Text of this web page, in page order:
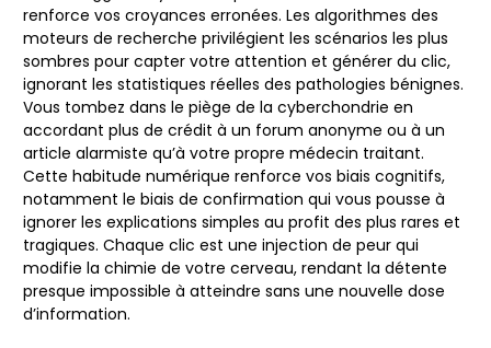
renforce vos croyances erronées. Les algorithmes des
moteurs de recherche privilégient les scénarios les plus
sombres pour capter votre attention et générer du clic,
ignorant les statistiques réelles des pathologies bénignes.
Vous tombez dans le piège de la cyberchondrie en
accordant plus de crédit à un forum anonyme ou à un
article alarmiste qu’à votre propre médecin traitant.
Cette habitude numérique renforce vos biais cognitifs,
notamment le biais de confirmation qui vous pousse à
ignorer les explications simples au profit des plus rares et
tragiques. Chaque clic est une injection de peur qui
modifie la chimie de votre cerveau, rendant la détente
presque impossible à atteindre sans une nouvelle dose
d’information.